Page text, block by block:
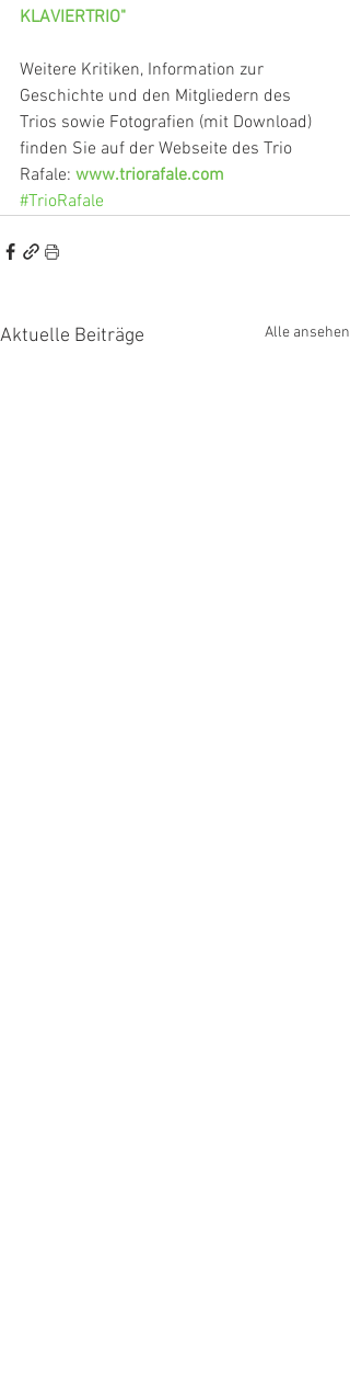
KLAVIERTRIO"
Weitere Kritiken, Information zur
Geschichte und den Mitgliedern des
Trios sowie Fotografien (mit Download)
finden Sie auf der Webseite des Trio
Rafale: www.triorafale.com
#TrioRafale
Aktuelle Beiträge Alle ansehen